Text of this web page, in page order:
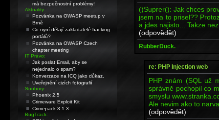
()Suprer(): Jak chces
jsem na to prisel??
a jdes najisto... Takze
(odpovědět)
RubberDuck.
re: PHP Injection web
PHP znám (SQL už
správně pochopil co
smyslu
Ale nevim ako to
(odpovědět)
má bezpečnostní problémy!
Aktuality:
Pozvánka na OWASP meetup v
Brně
Co nyní dělají zakladatelé hacking
portálů?
Pozvánka na OWASP Czech
chapter meeting
IT Právo:
Jak poslat Email, aby se
nejednalo o spam?
Konverzace na ICQ jako důkaz.
Uveřejnění cizích fotografií
Soubory:
Phoenix 2.5
Crimeware Exploit Kit
Crimepack 3.1.3
BugTrack: